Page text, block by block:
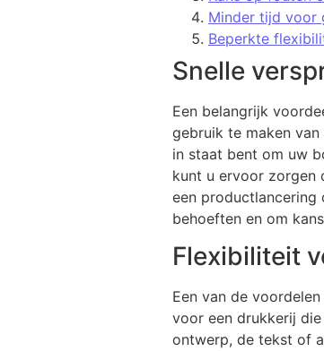
Minder tijd voor
Beperkte
Snelle
Een belangrijk
gebruik te maken
in staat bent om uw
kunt u ervoor zorgen
een productlancering
behoeften en om
Flexibiliteit
Een van de
voor een drukkerij
ontwerp, de tekst of